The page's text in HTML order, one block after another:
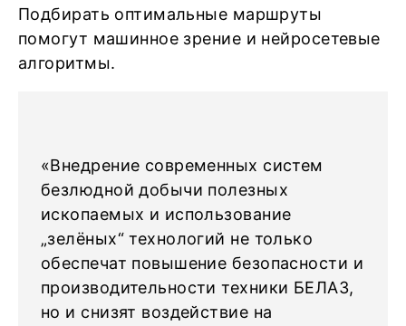
Подбирать оптимальные маршруты
помогут машинное зрение и нейросетевые
алгоритмы.
«Внедрение современных систем
безлюдной добычи полезных
ископаемых и использование
„зелёных“ технологий не только
обеспечат повышение безопасности и
производительности техники БЕЛАЗ,
но и снизят воздействие на